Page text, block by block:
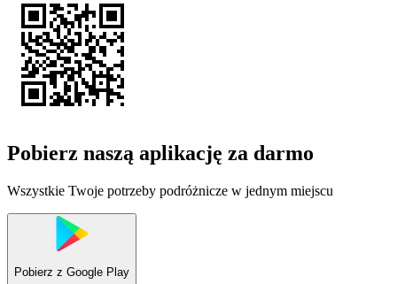
Pobierz naszą aplikację za darmo
Wszystkie Twoje potrzeby podróżnicze w jednym miejscu
Pobierz z Google Play